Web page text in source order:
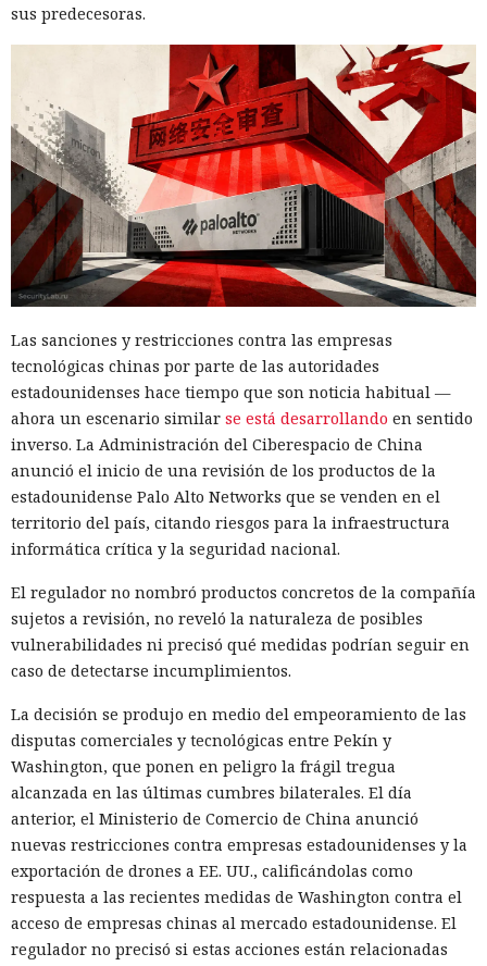
sus predecesoras.
Las sanciones y restricciones contra las empresas
tecnológicas chinas por parte de las autoridades
estadounidenses hace tiempo que son noticia habitual —
ahora un escenario similar se está desarrollando en sentido
inverso. La Administración del Ciberespacio de China
anunció el inicio de una revisión de los productos de la
estadounidense Palo Alto Networks que se venden en el
territorio del país, citando riesgos para la infraestructura
informática crítica y la seguridad nacional.
El regulador no nombró productos concretos de la compañía
sujetos a revisión, no reveló la naturaleza de posibles
vulnerabilidades ni precisó qué medidas podrían seguir en
caso de detectarse incumplimientos.
La decisión se produjo en medio del empeoramiento de las
disputas comerciales y tecnológicas entre Pekín y
Washington, que ponen en peligro la frágil tregua
alcanzada en las últimas cumbres bilaterales. El día
anterior, el Ministerio de Comercio de China anunció
nuevas restricciones contra empresas estadounidenses y la
exportación de drones a EE. UU., calificándolas como
respuesta a las recientes medidas de Washington contra el
acceso de empresas chinas al mercado estadounidense. El
regulador no precisó si estas acciones están relacionadas